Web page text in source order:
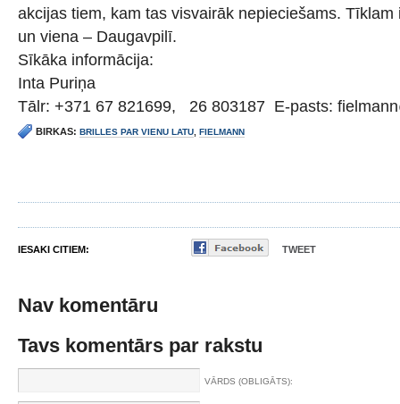
akcijas tiem, kam tas visvairāk nepieciešams.
un viena – Daugavpilī.
Sīkāka informācija:
Inta Puriņa
Tālr: +371 67 821699, 26 803187 E-pasts:
BIRKAS: BRILLES PAR VIENU LATU FIELMANN
IESAKI CITIEM: TWEET
Nav komentāru
Tavs komentārs par rakstu
VĀRDS (OBLIGĀTS):